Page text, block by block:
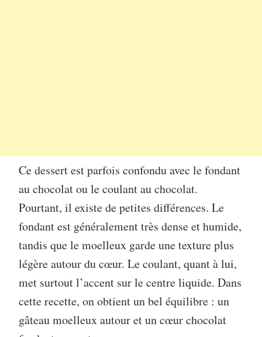
Ce dessert est parfois confondu avec le fondant
au chocolat ou le coulant au chocolat.
Pourtant, il existe de petites différences. Le
fondant est généralement très dense et humide,
tandis que le moelleux garde une texture plus
légère autour du cœur. Le coulant, quant à lui,
met surtout l’accent sur le centre liquide. Dans
cette recette, on obtient un bel équilibre : un
gâteau moelleux autour et un cœur chocolat